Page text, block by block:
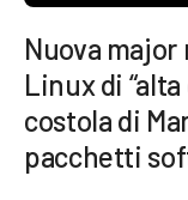
Nuova major
Linux di
costola di
pacchetti